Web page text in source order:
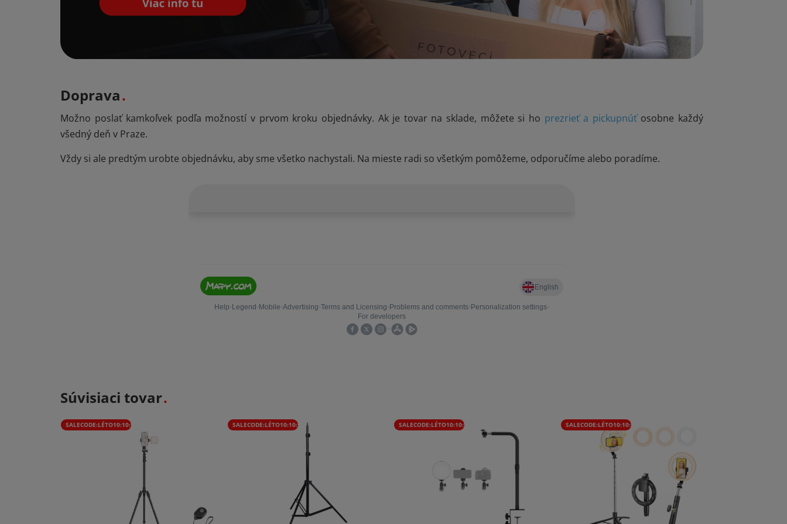
Doprava
Možno poslať kamkoľvek podľa možností v prvom kroku objednávky. Ak je tovar na sklade, môžete si ho prezrieť a pickupnúťosobne každý
všedný deň v Praze.
Vždy si ale predtým urobte objednávku, aby sme všetko nachystali. Na mieste radi so všetkým pomôžeme, odporučíme alebo poradíme.
Súvisiaci tovar
SALECODE:LÉTO10:10:% SALECODE:LÉTO10:10:% SALECODE:LÉTO10:10:% SALECODE:LÉTO10:10:%